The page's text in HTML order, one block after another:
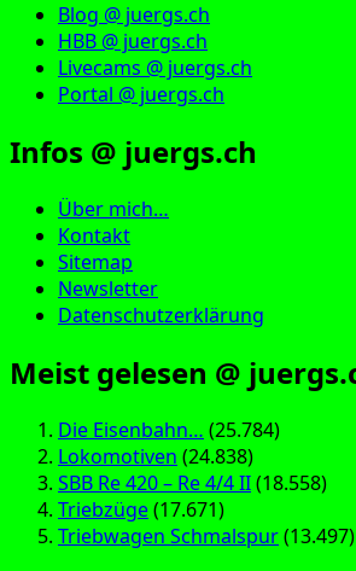
Blog @ juergs.ch
HBB @ juergs.ch
Livecams @ juergs.ch
Portal @ juergs.ch
Infos @ juergs.ch
Über mich…
Kontakt
Sitemap
Newsletter
Datenschutzerklärung
Meist gelesen @
Die Eisenbahn… (25.784)
Lokomotiven (24.838)
SBB Re 420 – Re 4/4 II(18.558)
Triebzüge(17.671)
Triebwagen Schmalspur(13.497)